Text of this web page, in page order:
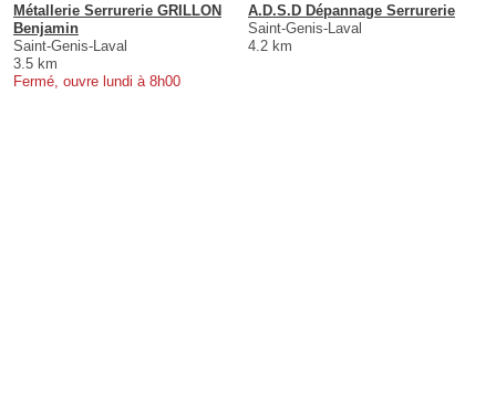
Métallerie Serrurerie GRILLON
Benjamin
Saint-Genis-Laval
3.5 km
Fermé, ouvre lundi à 8h00
A.D.S.D Dépannage Serrurerie
Saint-Genis-Laval
4.2 km